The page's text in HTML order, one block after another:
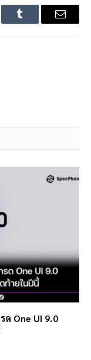
Tumblr Email
ด One UI 9.0